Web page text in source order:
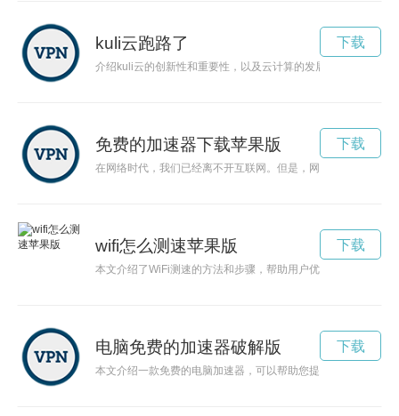
kuli云跑路了
介绍kuli云的创新性和重要性，以及云计算的发展对数字化转型
下载
免费的加速器下载苹果版
在网络时代，我们已经离不开互联网。但是，网络环境的种种
下载
wifi怎么测速苹果版
本文介绍了WiFi测速的方法和步骤，帮助用户优化网络体验，提
下载
电脑免费的加速器破解版
本文介绍一款免费的电脑加速器，可以帮助您提升电脑性能，
下载